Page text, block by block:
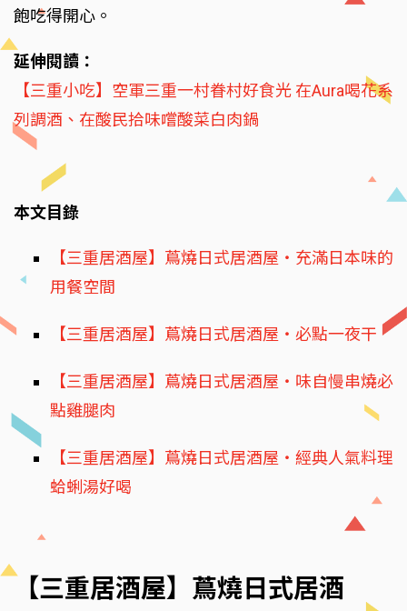
飽吃得開心。
延伸閱讀：
【三重小吃】空軍三重一村眷村好食光 在Aura喝花系
列調酒、在酸民拾味嚐酸菜白肉鍋
本文目錄
【三重居酒屋】蔦燒日式居酒屋‧充滿日本味的
用餐空間
【三重居酒屋】蔦燒日式居酒屋‧必點一夜干
【三重居酒屋】蔦燒日式居酒屋‧味自慢串燒必
點雞腿肉
【三重居酒屋】蔦燒日式居酒屋‧經典人氣料理
蛤蜊湯好喝
【三重居酒屋】蔦燒日式居酒